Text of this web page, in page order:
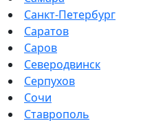
Санкт-Петербург
Саратов
Саров
Северодвинск
Серпухов
Сочи
Ставрополь